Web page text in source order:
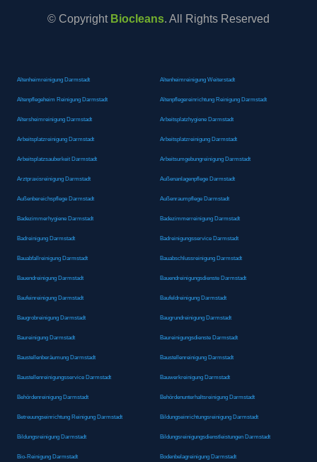
© Copyright Biocleans. All Rights Reserved
Altenheimreinigung Darmstadt Altenheimreinigung Weiterstadt
Altenpflegeheim Reinigung Darmstadt Altenpflegereinrichtung Reinigung Darmstadt
Altersheimreinigung Darmstadt Arbeitsplatzhygiene Darmstadt
Arbeitsplatzreinigung Darmstadt Arbeitsplatzreinigung Darmstadt
Arbeitsplatzsauberkeit Darmstadt Arbeitsumgebungreinigung Darmstadt
Arztpraxisreinigung Darmstadt Außenanlagenpflege Darmstadt
Außenbereichspflege Darmstadt Außenraumpflege Darmstadt
Badezimmerhygiene Darmstadt Badezimmerreinigung Darmstadt
Badreinigung Darmstadt Badreinigungsservice Darmstadt
Bauabfallreinigung Darmstadt Bauabschlussreinigung Darmstadt
Bauendreinigung Darmstadt Bauendreinigungsdienste Darmstadt
Baufeinreinigung Darmstadt Baufeldreinigung Darmstadt
Baugrobreinigung Darmstadt Baugrundreinigung Darmstadt
Baureinigung Darmstadt Baureinigungsdienste Darmstadt
Baustellenberäumung Darmstadt Baustellenreinigung Darmstadt
Baustellenreinigungsservice Darmstadt Bauwerkreinigung Darmstadt
Behördenreinigung Darmstadt Behördenunterhaltsreinigung Darmstadt
Betreuungseinrichtung Reinigung Darmstadt Bildungseinrichtungsreinigung Darmstadt
Bildungsreinigung Darmstadt Bildungsreinigungsdienstleistungen Darmstadt
Bio-Reinigung Darmstadt Bodenbelagreinigung Darmstadt